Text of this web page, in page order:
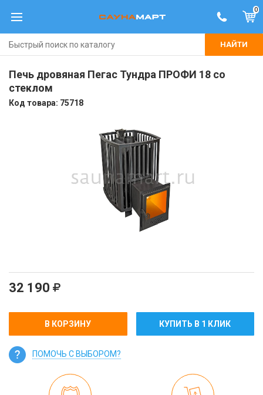
0
НАЙТИ
Печь дровяная Пегас Тундра ПРОФИ 18 со
стеклом
Код товара: 75718
32 190
В КОРЗИНУ КУПИТЬ В 1 КЛИК
ПОМОЧЬ С ВЫБОРОМ?